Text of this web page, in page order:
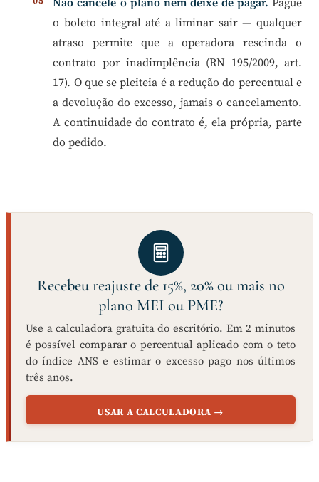
o boleto integral até a liminar sair — qualquer
atraso permite que a operadora rescinda o
contrato por inadimplência (RN 195/2009, art.
17). O que se pleiteia é a redução do percentual e
a devolução do excesso, jamais o cancelamento.
A continuidade do contrato é, ela própria, parte
do pedido.
Recebeu reajuste de 15%, 20% ou mais no
plano MEI ou PME?
Use a calculadora gratuita do escritório. Em 2 minutos
é possível comparar o percentual aplicado com o teto
do índice ANS e estimar o excesso pago nos últimos
três anos.
USAR A CALCULADORA →